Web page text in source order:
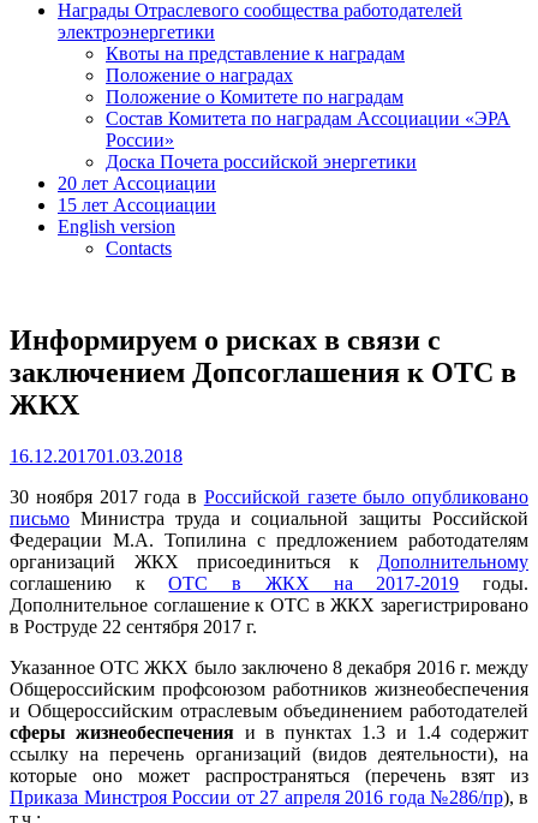
Награды Отраслевого сообщества работодателей
электроэнергетики
Квоты на представление к наградам
Положение о наградах
Положение о Комитете по наградам
Состав Комитета по наградам Ассоциации «ЭРА
России»
Доска Почета российской энергетики
20 лет Ассоциации
15 лет Ассоциации
English version
Contacts
Информируем о рисках в связи с
заключением Допсоглашения к ОТС в
ЖКХ
16.12.201701.03.2018
30 ноября 2017 года в Российской газете было опубликовано
письмо Министра труда и социальной защиты Российской
Федерации М.А. Топилина с предложением работодателям
организаций ЖКХ присоединиться к Дополнительному
соглашению кОТС в ЖКХ на 2017-2019 годы.
Дополнительное соглашение к ОТС в ЖКХ зарегистрировано
в Роструде 22 сентября 2017 г.
Указанное ОТС ЖКХ было заключено 8 декабря 2016 г. между
Общероссийским профсоюзом работников жизнеобеспечения
и Общероссийским отраслевым объединением работодателей
сферы жизнеобеспечения и в пунктах 1.3 и 1.4 содержит
ссылку на перечень организаций (видов деятельности), на
которые оно может распространяться (перечень взят из
Приказа Минстроя России от 27 апреля 2016 года №286/пр), в
т.ч.: